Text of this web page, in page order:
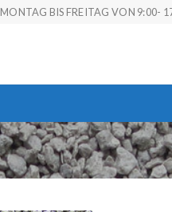
MONTAG BIS FREITAG VON 9:00-